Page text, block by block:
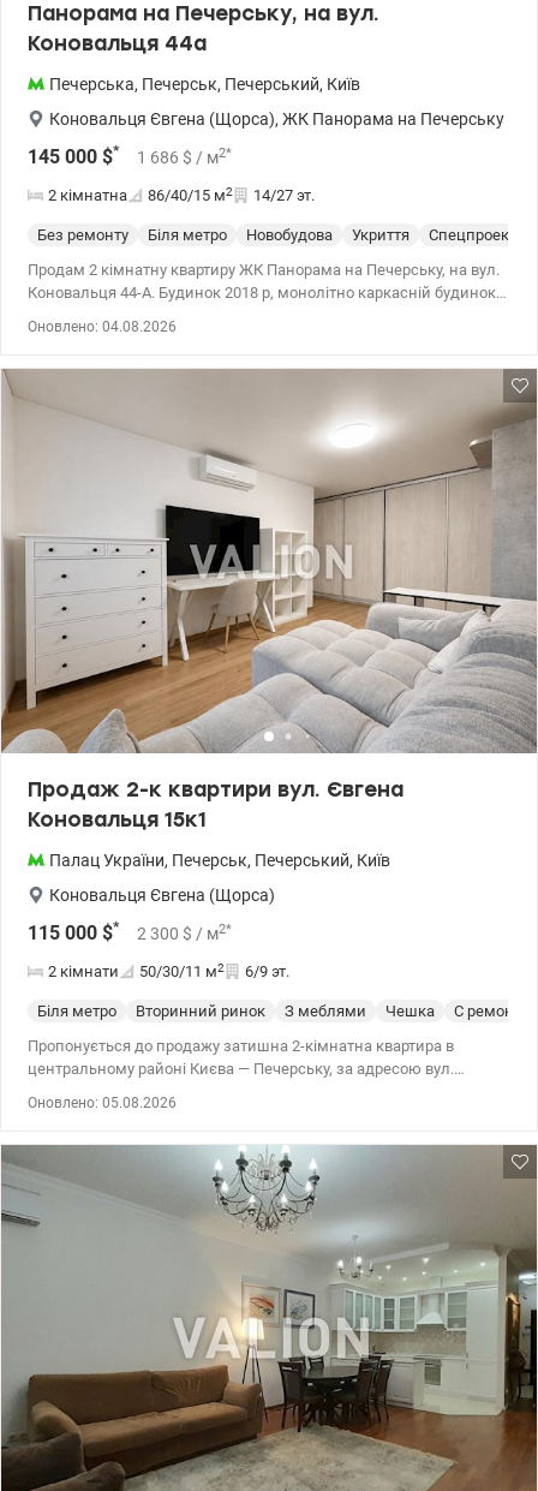
Панорама на Печерську, на вул.
Коновальця 44а
Печерська, Печерськ, Печерський, Київ
Коновальця Євгена (Щорса), ЖК Панорама на Печерську
145 000 $* 1 686 $ / м2*
2 кімнатна 86/40/15 м2 14/27 эт.
Без ремонту Біля метро Новобудова Укриття Спецпроект
Продам 2 кімнатну квартиру ЖК Панорама на Печерську, на вул.
Коновальця 44-А. Будинок 2018 р, монолітно каркасній будинокі
забудовника: рівна стяжка на полу, утеплені стіни, якісні
металопластикові вікна, повірені лічильники на електроенергію,
тепло та воду. - З вікон квартири, відкривається дивовижна
панорама на Печерськ. - Квартира чудово підходить як для
власного проживання, так і під оренду. - 3 ліфти в під’їзді. ЖК з
закритою територією та власною інфраструктурою: цілодобова
охорона, камери по периметру, консьєрж сервіс, дитячі
майданчики, магазини, салони, підземний паркінг. Ідеальна
локація, 5 хв до метро Печерська. Чудовва пропозиція в центрі
міста в обжитому комплексі. Ціна 145 000 у.о Печерський район.
вул. Коновальця 44-А. ЖК Панорама на Печерську Світална, тел.
096-126-02-44 valion.ua/1152910
Оновлено: 04.08.2026
Продаж 2-к квартири вул. Євгена
Коновальця 15к1
Палац України, Печерськ, Печерський, Київ
Коновальця Євгена (Щорса)
115 000 $* 2 300 $ / м2*
2 кімнати 50/30/11 м2 6/9 эт.
Біля метро Вторинний ринок З меблями Чешка
С
Пропонується до продажу затишна 2-кімнатна квартира в
центральному районі Києва — Печерську, за адресою вул.
укомплектована всією необхідною побутовою технікою. Вам не
потрібно витрачати час і кошти на облаштування — можна
заїхати одразу після покупки. Переваги квартири: ✔️ повністю
готова до проживання; ✔️ меблі та побутова техніка
залишаються; ✔️ охайний під'їзд; ✔️ тихий, доглянутий двір; ✔️
комфортний 6 поверх. Локація: Печерський район — один із
найпрестижніших у столиці. До станцій метро «Печерська» та
«Палац Україна» — до 15 хвилин пішки. Поруч магазини, кафе,
супермаркети, спорт комплекси, салони краси, парки та вся
необхідна інфраструктура. Квартира стане чудовим вибором як
для власного проживання, так і для вигідної інвестиції під
оренду, адже житло в цій локації користується стабільним
попитом. Телефонуйте, щоб отримати більше інформації та
домовитися про перегляд. Ця квартира може стати вашим
новим домом вже найближчим часом. Ціна- 115000 у.о. 077 007
Оновлено: 05.08.2026